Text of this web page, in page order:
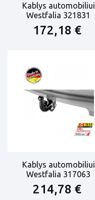
Kablys automobiliui
Westfalia 321831
172,18 €
Kablys automobiliui
Westfalia 317063
214,78 €